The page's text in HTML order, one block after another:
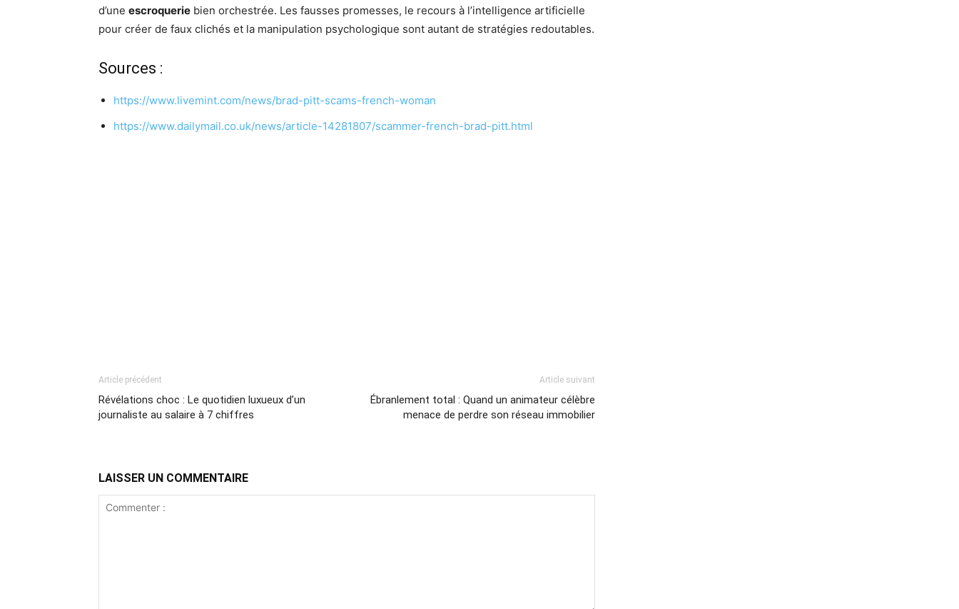
d’une escroquerie bien orchestrée. Les fausses promesses, le recours à l’intelligence artificielle
pour créer de faux clichés et la manipulation psychologique sont autant de stratégies redoutables.
Sources :
https://www.livemint.com/news/brad-pitt-scams-french-woman
https://www.dailymail.co.uk/news/article-14281807/scammer-french-brad-pitt.html
Article précédent
Révélations choc : Le quotidien luxueux d’un
journaliste au salaire à 7 chiffres
Article suivant
Ébranlement total : Quand un animateur célèbre
menace de perdre son réseau immobilier
LAISSER UN COMMENTAIRE